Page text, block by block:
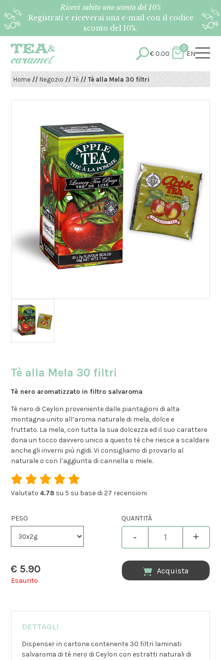
Ricevi subito uno sconto del 10%
Registrati e riceverai una e-mail con il codice
sconto del 10%.
€0.00
0
EN
Home//Negozio//Tè // Tè alla Mela 30 filtri
Tè alla Mela 30 filtri
Tè nero aromatizzato in filtro salvaroma
Tè nero di Ceylon proveniente dalle piantagioni di alta
montagna unito all’aroma naturale di mela, dolce e
fruttato. La mela, con tutta la sua dolcezza ed il suo carattere
dona un tocco davvero unico a questo tè che riesce a scaldare
anche gli inverni più rigidi. Vi consigliamo di provarlo al
naturale o con l’aggiunta di cannella o miele.
Valutato4.78 su 5 su base di27 recensioni
PESO
€ 5.90
Esaurito
QUANTITÀ
- +
Acquista
DETTAGLI
Dispenser in cartone contenente 30 filtri laminati
salvaroma di tè nero di Ceylon con estratti naturali di